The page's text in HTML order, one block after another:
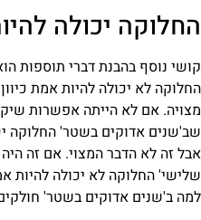
החלוקה יכולה
קושי נוסף בהבנת דברי תוספות
החלוקה לא יכולה להיות אמת
מצויה. אם לא הייתה אפשרות
שב'שנים אדוקים בשטר' החלוקה
אבל זה לא הדבר המצוי. אם זה
שלישי' החלוקה לא יכולה
למה ב'שנים אדוקים בשטר'